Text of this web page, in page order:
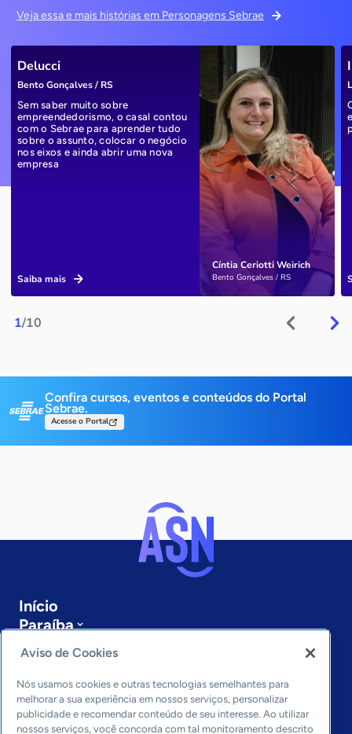
Veja essa e mais histórias em Personagens Sebrae
1/10
Cíntia Ceriotti Weirich
Bento Gonçalves / RS
Delucci
Bento Gonçalves / RS
Sem saber muito sobre
empreendedorismo, o casal contou
com o Sebrae para aprender tudo
sobre o assunto, colocar o negócio
nos eixos e ainda abrir uma nova
empresa
Saiba mais
Confira cursos, eventos e conteúdos do Portal
Sebrae.
Acesse o Portal
Início
Paraíba
Sobre a ASN
Últimas notícias
Entre em contato
Editorias
Aviso de Cookies
Nós usamos cookies e outras tecnologias semelhantes para
melhorar a sua experiência em nossos serviços, personalizar
publicidade e recomendar conteúdo de seu interesse. Ao utilizar
nossos serviços, você concorda com tal monitoramento descrito